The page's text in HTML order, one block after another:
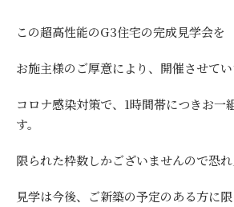
この超高性能のG3住宅の完成見学会を
お施主様のご厚意により、開催させてい
コロナ感染対策で、1時間帯につきお一
す。
限られた枠数しかございませんので恐
見学は今後、ご新築の予定のある方に